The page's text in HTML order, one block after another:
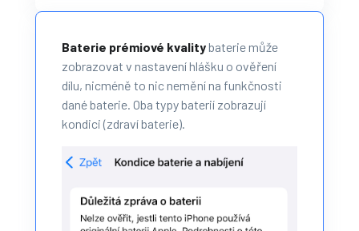
Baterie prémiové kvalitybaterie může
zobrazovat v nastavení hlášku o ověření
dílu, nicméně to nic nemění na funkčnosti
dané baterie. Oba typy baterií zobrazují
kondici (zdraví baterie).